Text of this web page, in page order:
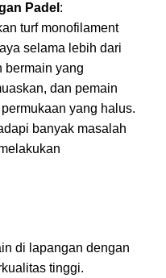
Padel :
turf monofilament
selama lebih dari
bermain yang
dan pemain
yang halus.
banyak masalah
di lapangan dengan
tinggi.